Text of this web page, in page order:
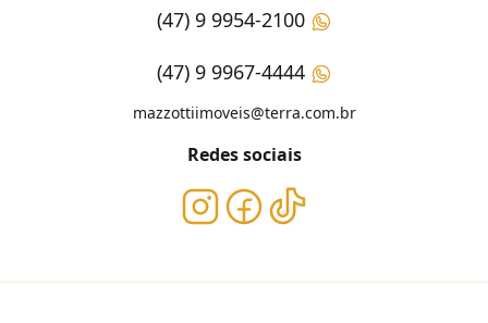
(47) 9 9954-2100
(47) 9 9967-4444
mazzottiimoveis@terra.com.br
Redes sociais